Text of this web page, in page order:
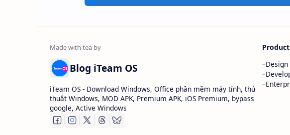
Blog iTeam OS
iTeam OS - Download Windows, Office phần mềm máy tính, thủ
thuật Windows, MOD APK, Premium APK, iOS Premium, bypass
google, Active Windows
Product
Design